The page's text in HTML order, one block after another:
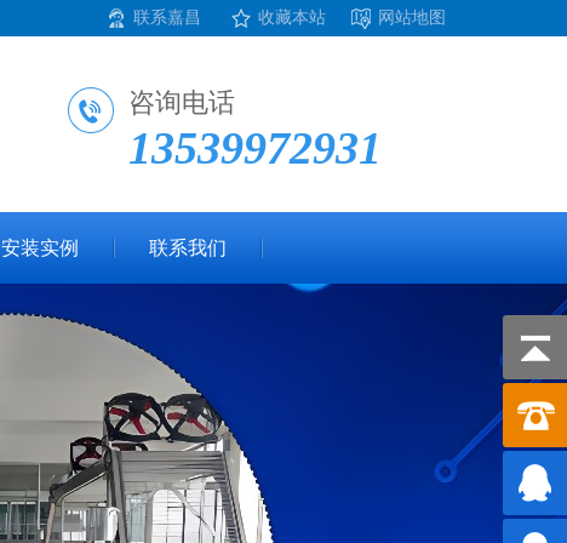
联系嘉昌 收藏本站 网站地图
咨询电话
13539972931
安装实例 联系我们